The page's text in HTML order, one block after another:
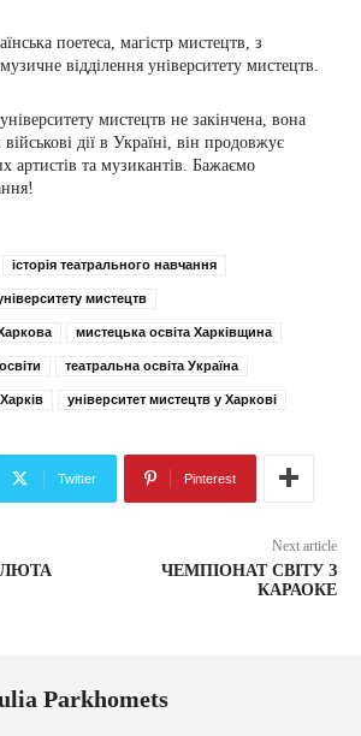
поетеса, магістр мистецтв, з
відділення університету мистецтв.
мистецтв не закінчена, вона
дії в Україні, він продовжує
артистів та музикантів. Бажаємо
історія театрального навчання
мистецтв
мистецька освіта Харківщина
театральна освіта Україна
університет мистецтв у Харкові
Twitter Pinterest
Next article
ЧЕМПІОНАТ СВІТУ З
КАРАОКЕ
Parkhomets